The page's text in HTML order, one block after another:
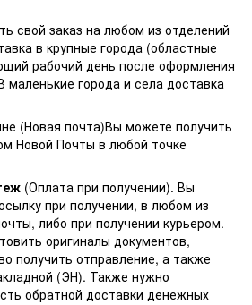
свой заказ на любом из отделений
в крупные города (областные
рабочий день после оформления
маленькие города и села доставка
(Новая почта)Вы можете получить
Новой Почты в любой точке
(Оплата при получении). Вы
при получении, в любом из
либо при получении курьером.
оригиналы документов,
получить отправление, а также
(ЭН). Также нужно
обратной доставки денежных